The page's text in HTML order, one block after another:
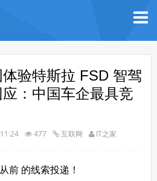
验特斯拉 FSD 智驾
：中国车企最具竞
477 互联网 IT之家
前 的线索投递！